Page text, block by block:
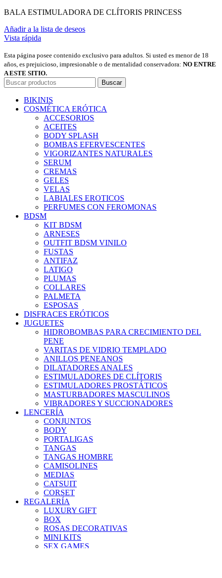
BALA ESTIMULADORA DE CLÍTORIS PRINCESS
Añadir a la lista de deseos
Vista rápida
Esta página posee contenido exclusivo para adultos. Si usted es menor de 18
años, es prejuicioso, impresionable o de mentalidad conservadora: NO ENTRE
A ESTE SITIO.
Buscar
BIKINIS
COSMÉTICA ERÓTICA
ACCESORIOS
ACEITES
BODY SPLASH
BOMBAS EFERVESCENTES
VIGORIZANTES NATURALES
SERUM
CREMAS
GELES
VELAS
LABIALES EROTICOS
PERFUMES CON FEROMONAS
BDSM
KIT BDSM
ARNESES
OUTFIT BDSM VINILO
FUSTAS
ANTIFAZ
LATIGO
PLUMAS
COLLARES
PALMETA
ESPOSAS
DISFRACES ERÓTICOS
JUGUETES
HIDROBOMBAS PARA CRECIMIENTO DEL
PENE
VARITAS DE VIDRIO TEMPLADO
ANILLOS PENEANOS
DILATADORES ANALES
ESTIMULADORES DE CLÍTORIS
ESTIMULADORES PROSTÁTICOS
MASTURBADORES MASCULINOS
VIBRADORES Y SUCCIONADORES
LENCERÍA
CONJUNTOS
BODY
PORTALIGAS
TANGAS
TANGAS HOMBRE
CAMISOLINES
MEDIAS
CATSUIT
CORSET
REGALERÍA
LUXURY GIFT
BOX
ROSAS DECORATIVAS
MINI KITS
SEX GAMES